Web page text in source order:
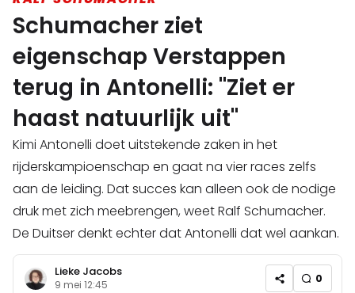
Schumacher ziet
eigenschap Verstappen
terug in Antonelli: "Ziet er
haast natuurlijk uit"
Kimi Antonelli doet uitstekende zaken in het
rijderskampioenschap en gaat na vier races zelfs
aan de leiding. Dat succes kan alleen ook de nodige
druk met zich meebrengen, weet Ralf Schumacher.
De Duitser denkt echter dat Antonelli dat wel aankan.
Lieke Jacobs
9 mei 12:45 0